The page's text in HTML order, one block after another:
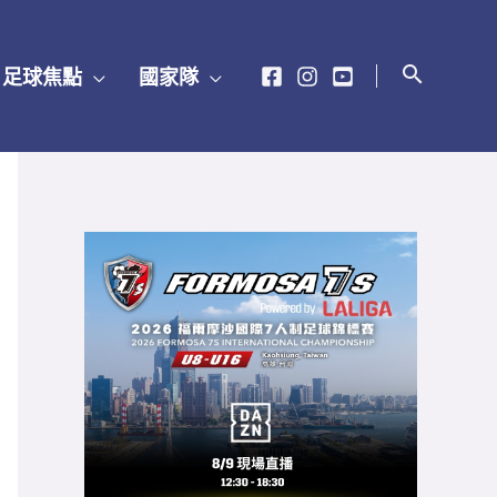
足球焦點 國家隊